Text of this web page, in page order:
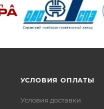
УСЛОВИЯ ОПЛАТЫ
Условия доставки